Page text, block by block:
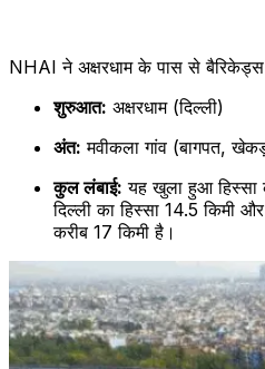
NHAI ने अक्षरधाम के पास से बैरिकेड्स
शुरुआत: अक्षरधाम (दिल्ली)
अंत: मवीकला गांव (बागपत,
कुल लंबाई: यह खुला हुआ हिस्सा
दिल्ली का हिस्सा 14.5 किमी
करीब 17 किमी है।